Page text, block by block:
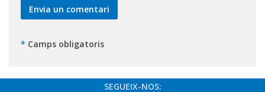
* Camps obligatoris
SEGUEIX-NOS: